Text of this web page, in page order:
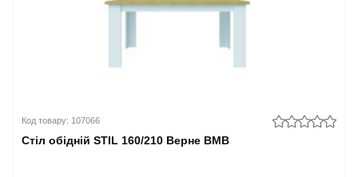
Код товару: 107066
Стіл обідній STIL 160/210 Верне ВМВ